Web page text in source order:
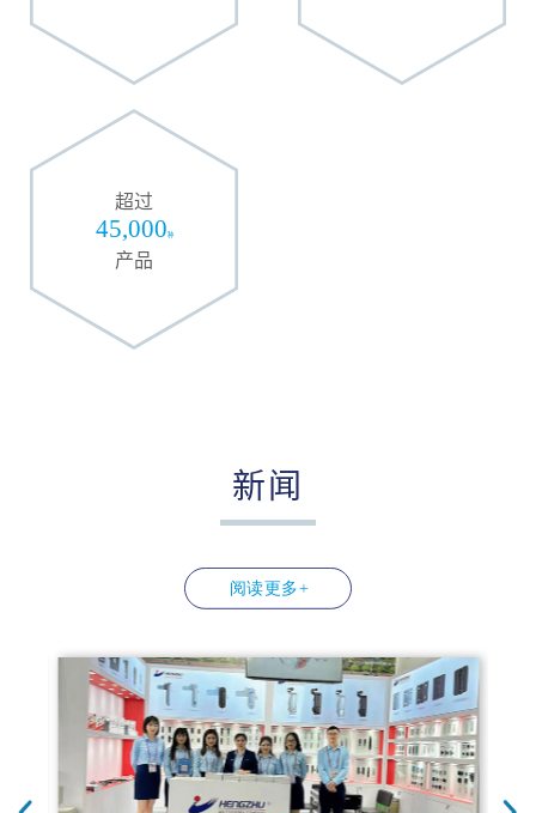
超过
45,000种
产品
新闻